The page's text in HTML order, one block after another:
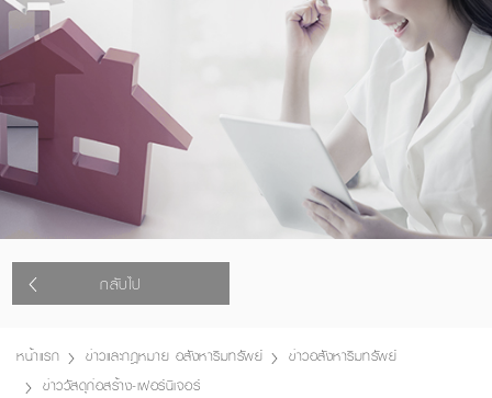
กลับไป
หน้าแรก ข่าวและกฎหมาย อสังหาริมทรัพย์
ข่าวอสังหาริมทรัพย์
ข่าววัสดุก่อสร้าง-เฟอร์นิเจอร์